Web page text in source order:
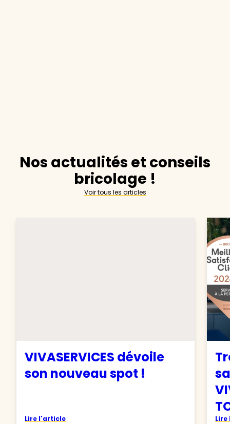
Nos actualités et conseils
bricolage !
Voir tous les articles
VIVASERVICES dévoile
son nouveau spot !
Lire l'article